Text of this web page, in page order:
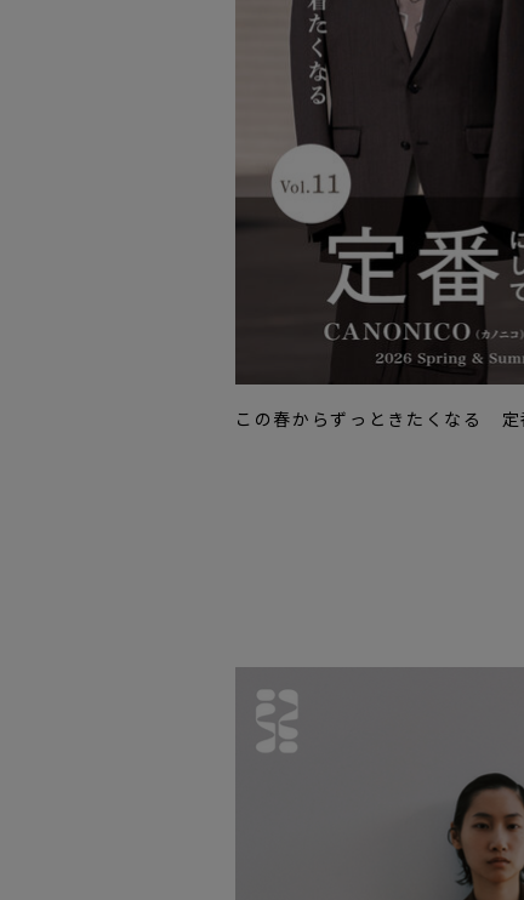
この春からずっときたくなる 定